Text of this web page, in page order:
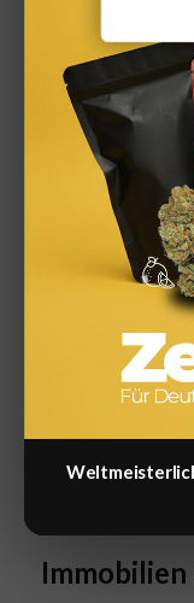
kostenlos
Bauzinsen
Familie &
Gehalt &